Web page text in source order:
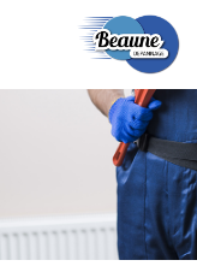
Hit enter